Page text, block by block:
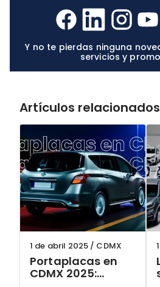
Y no te pierdas ninguna
servicios y
Artículos
1 de abril 2025 / CDMX
Portaplacas en
CDMX 2025: